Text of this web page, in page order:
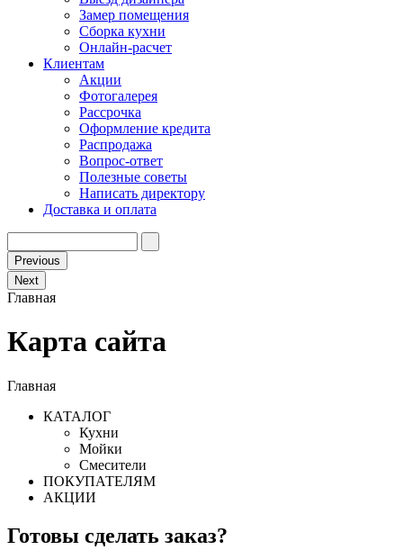
Замер помещения
Сборка кухни
Онлайн-расчет
Клиентам
Акции
Фотогалерея
Рассрочка
Оформление кредита
Распродажа
Вопрос-ответ
Полезные советы
Написать директору
Доставка и оплата
Previous
Next
Главная
Карта сайта
Главная
КАТАЛОГ
Кухни
Мойки
Смесители
ПОКУПАТЕЛЯМ
АКЦИИ
Готовы сделать заказ?